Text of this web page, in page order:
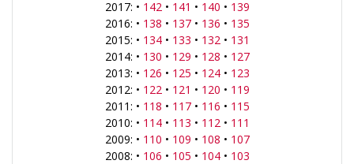
2017: • 142• 141 • 140 • 139
2016: • 138 • 137• 136 • 135
2015: • 134• 133 • 132• 131
2014: • 130 • 129 • 128 • 127
2013: • 126 • 125 • 124• 123
2012: • 122• 121 • 120 • 119
2011: • 118 • 117• 116 • 115
2010: • 114• 113 • 112• 111
2009: • 110 • 109 • 108 • 107
2008: • 106 • 105 • 104• 103